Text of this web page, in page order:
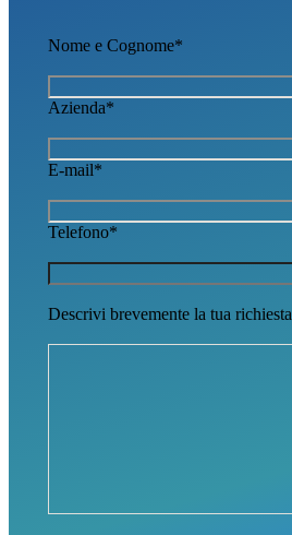
Nome e Cognome*
Azienda*
E-mail*
Telefono*
Descrivi brevemente la tua richiesta